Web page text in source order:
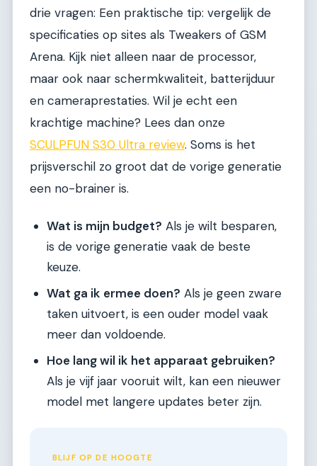
drie vragen: Een praktische tip: vergelijk de
specificaties op sites als Tweakers of GSM
Arena. Kijk niet alleen naar de processor,
maar ook naar schermkwaliteit, batterijduur
en cameraprestaties. Wil je echt een
krachtige machine? Lees dan onze
SCULPFUN S30 Ultra review. Soms is het
prijsverschil zo groot dat de vorige generatie
een no-brainer is.
Wat is mijn budget? Als je wilt besparen,
is de vorige generatie vaak de beste
keuze.
Wat ga ik ermee doen? Als je geen zware
taken uitvoert, is een ouder model vaak
meer dan voldoende.
Hoe lang wil ik het apparaat gebruiken?
Als je vijf jaar vooruit wilt, kan een nieuwer
model met langere updates beter zijn.
BLIJF OP DE HOOGTE